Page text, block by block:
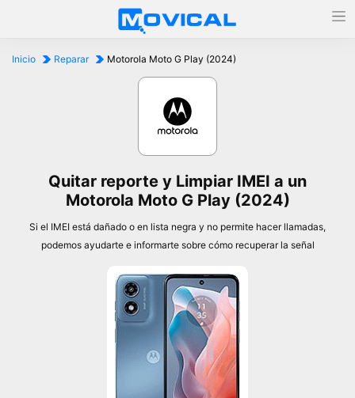
Inicio Reparar Motorola Moto G Play (2024)
Quitar reporte y Limpiar IMEI a un
Motorola Moto G Play (2024)
Si el IMEI está dañado o en lista negra y no permite hacer llamadas,
podemos ayudarte e informarte sobre cómo recuperar la señal